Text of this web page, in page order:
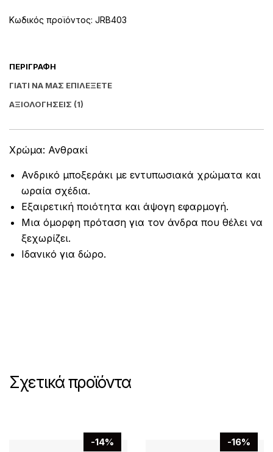
Κωδικός προϊόντος: JRB403
ΠΕΡΙΓΡΑΦΉ
ΓΙΑΤΊ ΝΑ ΜΑΣ ΕΠΙΛΈΞΕΤΕ
ΑΞΙΟΛΟΓΉΣΕΙΣ (1)
Χρώμα: Ανθρακί
Ανδρικό μποξεράκι με εντυπωσιακά χρώματα και
ωραία σχέδια.
Εξαιρετική ποιότητα και άψογη εφαρμογή.
Μια όμορφη πρόταση για τον άνδρα που θέλει να
ξεχωρίζει.
Ιδανικό για δώρο.
Σχετικά προϊόντα
-14% -16%